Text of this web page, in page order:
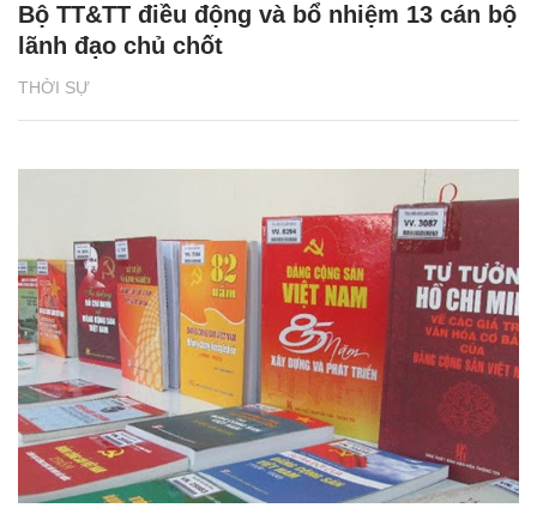
THỜI SỰ
Bộ TT&TT điều động và bổ nhiệm 13 cán bộ
lãnh đạo chủ chốt